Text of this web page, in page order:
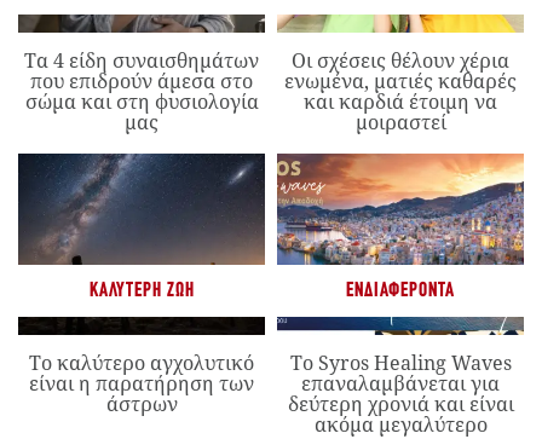
Τα 4 είδη συναισθημάτων
που επιδρούν άμεσα στο
σώμα και στη φυσιολογία
μας
Οι σχέσεις θέλουν χέρια
ενωμένα, ματιές καθαρές
και καρδιά έτοιμη να
μοιραστεί
ΚΑΛΎΤΕΡΗ ΖΩΉ
Το καλύτερο αγχολυτικό
είναι η παρατήρηση των
άστρων
ΕΝΔΙΑΦΈΡΟΝΤΑ
Το Syros Healing Waves
επαναλαμβάνεται για
δεύτερη χρονιά και είναι
ακόμα μεγαλύτερο